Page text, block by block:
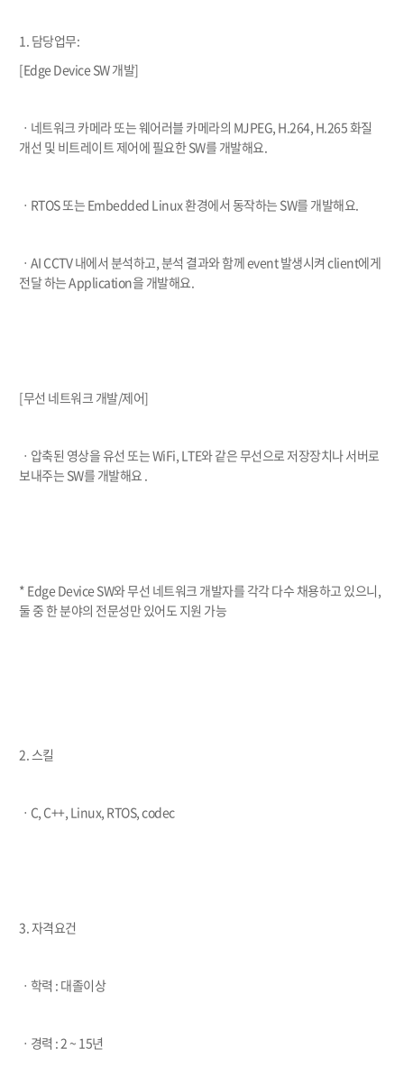
1. 담당업무:
[Edge Device SW 개발]
ㆍ네트워크 카메라 또는 웨어러블 카메라의 MJPEG, H.264, H.265 화질
개선 및 비트레이트 제어에 필요한 SW를 개발해요.
ㆍRTOS 또는 Embedded Linux 환경에서 동작하는 SW를 개발해요.
ㆍAI CCTV 내에서 분석하고, 분석 결과와 함께 event 발생시켜 client에게
전달 하는 Application을 개발해요.
[무선 네트워크 개발/제어]
ㆍ압축된 영상을 유선 또는 WiFi, LTE와 같은 무선으로 저장장치나 서버로
보내주는 SW를 개발해요 .
* Edge Device SW와 무선 네트워크 개발자를 각각 다수 채용하고 있으니,
둘 중 한 분야의 전문성만 있어도 지원 가능
2. 스킬
ㆍC, C++, Linux, RTOS, codec
3. 자격요건
ㆍ학력 : 대졸이상
ㆍ경력 : 2 ~ 15년